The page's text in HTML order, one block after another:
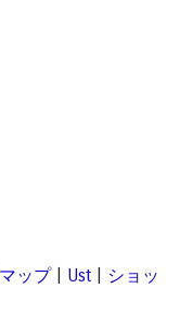
ップ| Ust
ショッ